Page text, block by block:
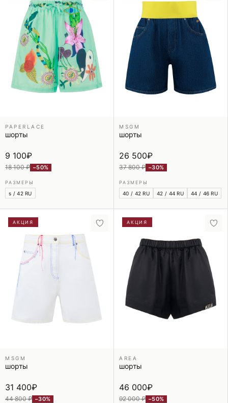
PAPERLACE
шорты
9 100₽
18 100 ₽ −50%
РАЗМЕРЫ
s / 42 RU
MSGM
шорты
26 500₽
37 800 ₽ −30%
РАЗМЕРЫ
40 / 42 RU 42 / 44 RU 44 / 46 RU
АКЦИЯ
MSGM
шорты
31 400₽
44 800 ₽ −30%
АКЦИЯ
AREA
шорты
46 000₽
92 000 ₽ −50%